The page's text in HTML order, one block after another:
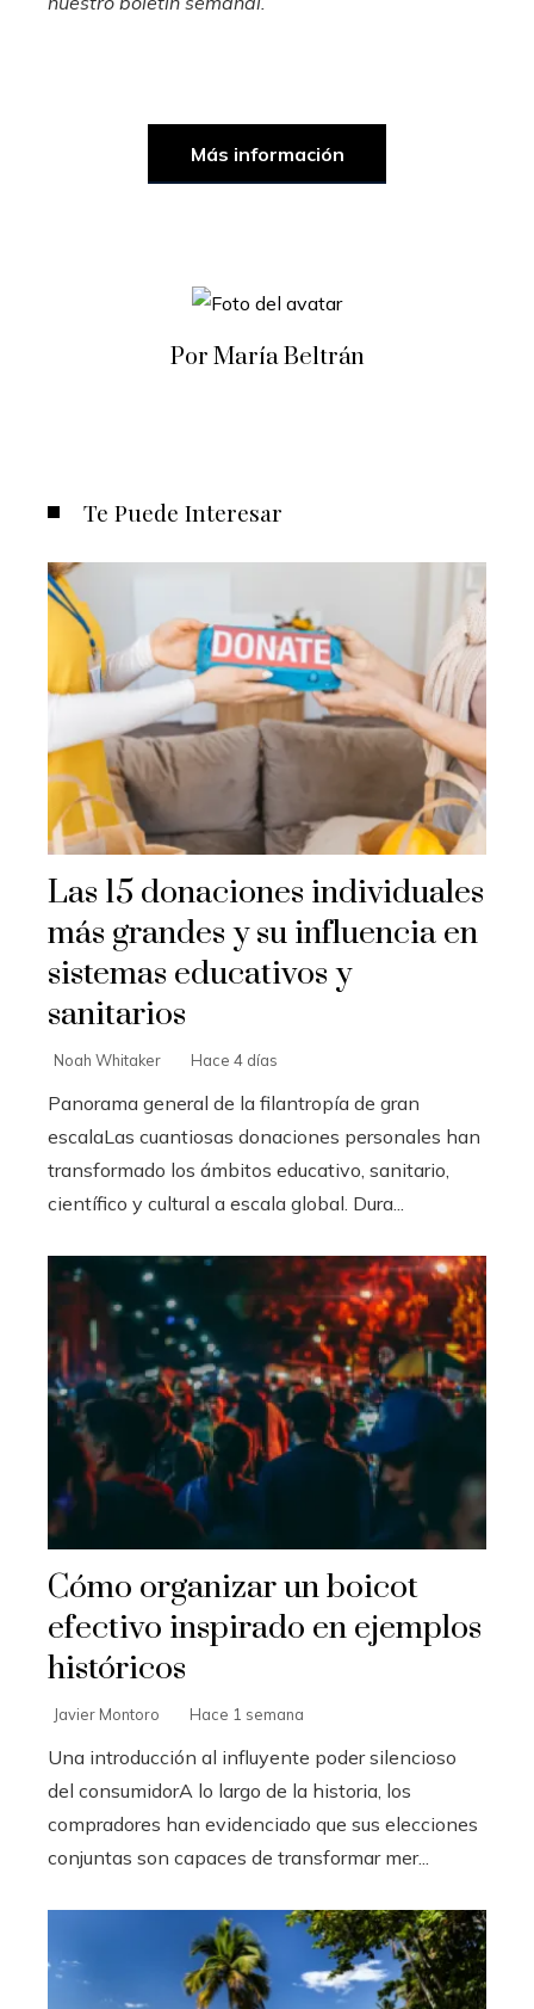
Más información
Por María Beltrán
Te Puede Interesar
Las 15 donaciones individuales
más grandes y su influencia en
sistemas educativos y
sanitarios
Noah Whitaker Hace 4 días
Panorama general de la filantropía de gran
escalaLas cuantiosas donaciones personales han
transformado los ámbitos educativo, sanitario,
científico y cultural a escala global. Dura...
Cómo organizar un boicot
efectivo inspirado en ejemplos
históricos
Javier Montoro Hace 1 semana
Una introducción al influyente poder silencioso
del consumidorA lo largo de la historia, los
compradores han evidenciado que sus elecciones
conjuntas son capaces de transformar mer...